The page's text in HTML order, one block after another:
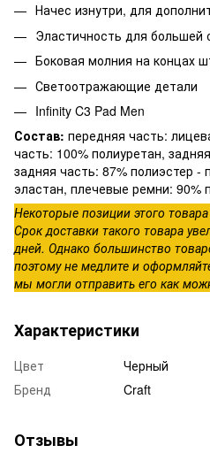
Начес изнутри, для
Эластичность для большей
Боковая молния на концах
Светоотражающие детали
Infinity C3 Pad Men
Состав: передняя часть:
часть: 100% полиуретан,
задняя часть: 87% полиэстер -
эластан, плечевые ремни: 90%
Некоторые позиции этого
Срок доставки такого товара
дней. Однако большинство
поэтому не медлите и
мы могли отправить его как
Характеристики
Цвет
Черный
Бренд
Craft
Отзывы